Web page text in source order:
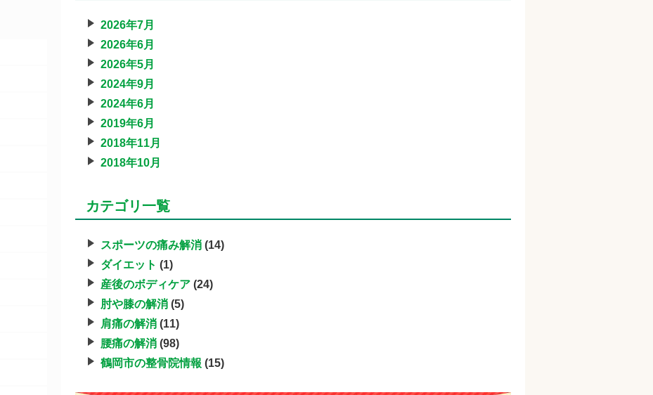
2026年7月
2026年6月
2026年5月
2024年9月
2024年6月
2019年6月
2018年11月
2018年10月
カテゴリ一覧
スポーツの痛み解消 (14)
ダイエット (1)
産後のボディケア (24)
肘や膝の解消 (5)
肩痛の解消 (11)
腰痛の解消 (98)
鶴岡市の整骨院情報 (15)